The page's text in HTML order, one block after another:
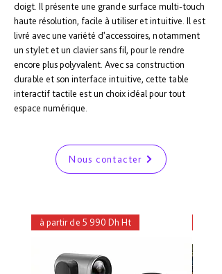
doigt. Il présente une grande surface multi-touch
haute résolution, facile à utiliser et intuitive. Il est
livré avec une variété d’accessoires, notamment
un stylet et un clavier sans fil, pour le rendre
encore plus polyvalent. Avec sa construction
durable et son interface intuitive, cette table
interactif tactile est un choix idéal pour tout
espace numérique.
Nous contacter
à partir de 5 990 Dh Ht